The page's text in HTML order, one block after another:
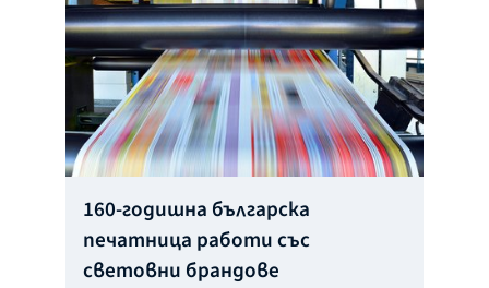
160-годишна българска
печатница работи със
световни брандове